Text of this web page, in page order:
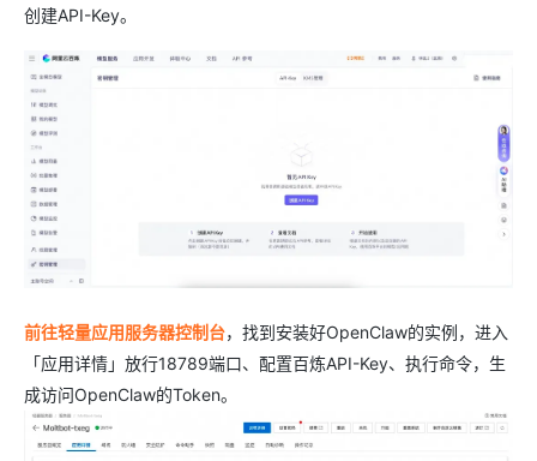
创建API-Key。
前往轻量应用服务器控制台，找到安装好OpenClaw的实例，进入
「应用详情」放行18789端口、配置百炼API-Key、执行命令，生
成访问OpenClaw的Token。